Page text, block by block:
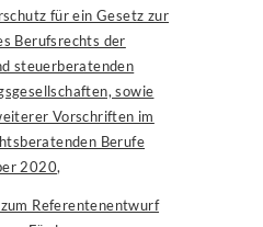
für ein Gesetz zur
Berufsrechts der
steuerberatenden
sowie
Vorschriften im
Berufe
2020,
Referentenentwurf